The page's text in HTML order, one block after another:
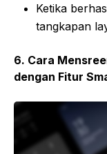
Ketika
tangkapan
6. Cara
dengan Fitur